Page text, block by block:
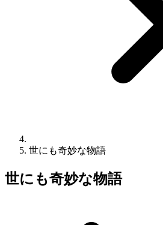
世にも奇妙な物語
世にも奇妙な物語